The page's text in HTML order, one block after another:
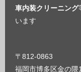
車内装クリーニング
います
〒812-0863
福岡市博多区金の隈